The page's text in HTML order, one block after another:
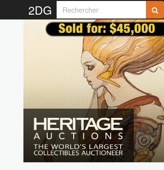
2DG